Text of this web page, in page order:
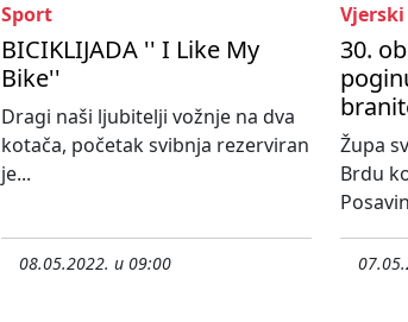
Sport
BICIKLIJADA '' I Like My
Bike''
Dragi naši ljubitelji vožnje na dva
kotača, početak svibnja rezerviran
je...
08.05.2022. u 09:00
30.
Župa
Brdu